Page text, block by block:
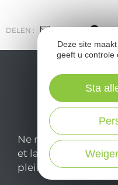
DELEN :
Ne manquez pas
et laissez-vous
pleinement de
Deze site
geeft u controle
Sta